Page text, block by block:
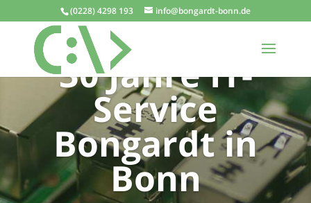
(0228) 4298 193 info@bongardt-bonn.de
30 Jahre IT-
Service
Bongardt in
Bonn